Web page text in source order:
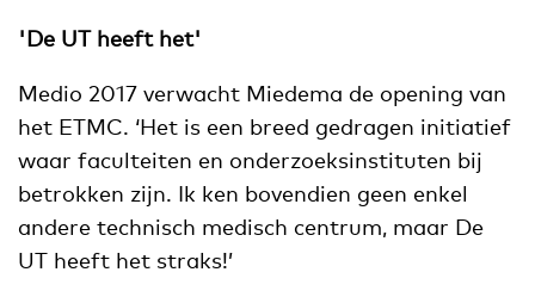
'De UT heeft het'
Medio 2017 verwacht Miedema de opening van
het ETMC. ‘Het is een breed gedragen initiatief
waar faculteiten en onderzoeksinstituten bij
betrokken zijn. Ik ken bovendien geen enkel
andere technisch medisch centrum, maar De
UT heeft het straks!’